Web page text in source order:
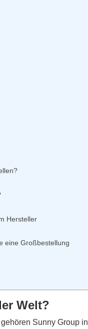
Hersteller
eine Großbestellung
Welt?
Sunny Group in